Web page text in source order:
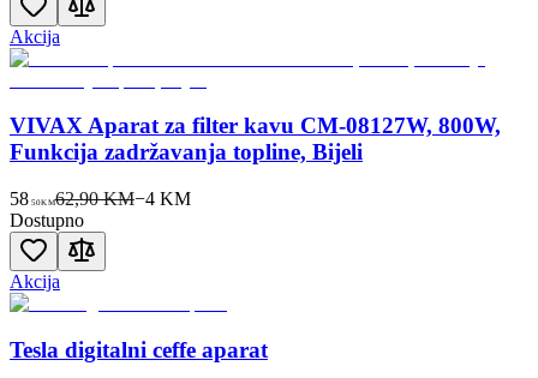
Akcija
VIVAX Aparat za filter kavu CM-08127W, 800W,
Funkcija zadržavanja topline, Bijeli
58 50KM62,90 KM−4KM
Dostupno
Akcija
Tesla digitalni ceffe aparat